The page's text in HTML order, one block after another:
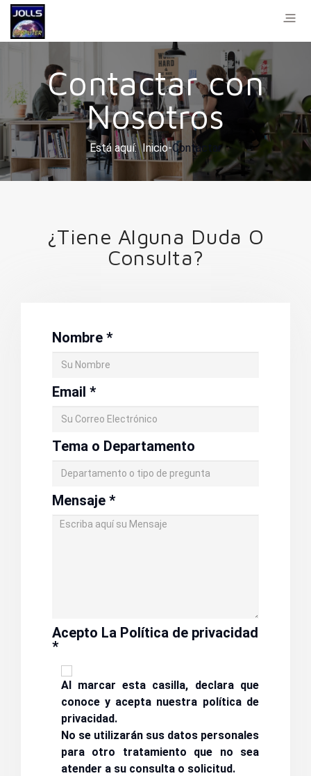
Contactar con
Nosotros
Está aquí:Inicio Contactar
¿Tiene Alguna Duda O
Consulta?
Nombre *
Email *
Tema o Departamento
Mensaje *
Acepto La Política de privacidad
*
Al marcar esta casilla, declara que
conoce y acepta nuestra política de
privacidad.
No se utilizarán sus datos personales
para otro tratamiento que no sea
atender a su consulta o solicitud.